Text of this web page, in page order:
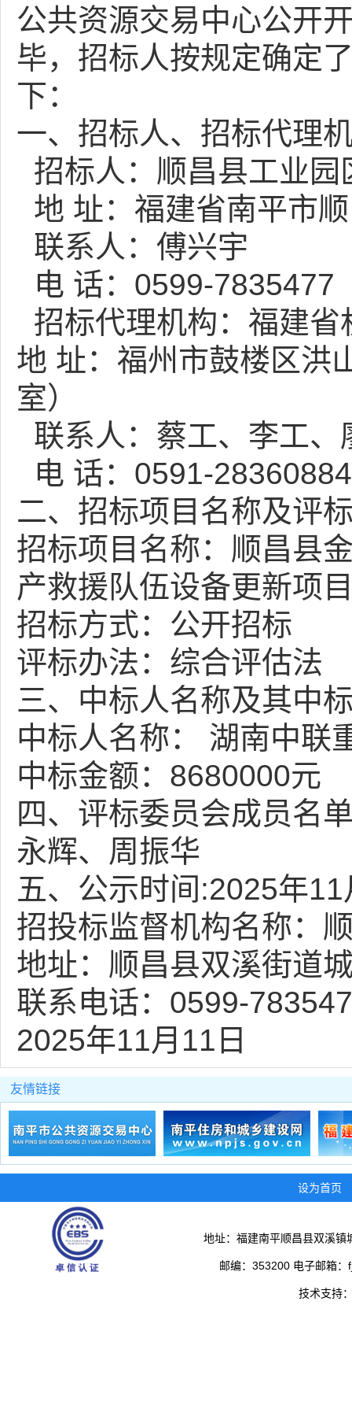
公共资源交易中心公开
毕，招标人按规定确定
下：
一、招标人、招标代理
招标人：顺昌县工业园
地 址：福建省南平市
联系人：傅兴宇
电 话：0599-7835477
招标代理机构：福建
地 址：福州市鼓楼区洪
室）
联系人：蔡工、李工
电 话：0591-
二、招标项目名称及评
招标项目名称：顺昌县
产救援队伍设备更新项
招标方式：公开招标
评标办法：综合评估法
三、中标人名称及其中
中标人名称： 湖南中联
中标金额：8680000元
四、评标委员会成员名
永辉、周振华
五、公示时间:2025年
招投标监督机构名称：
地址：顺昌县双溪街道
联系电话：0599-
2025年11月11日
友情链接
设为首页
地址：福建南平顺昌县双溪
邮编：353200 电子邮箱
技术支持